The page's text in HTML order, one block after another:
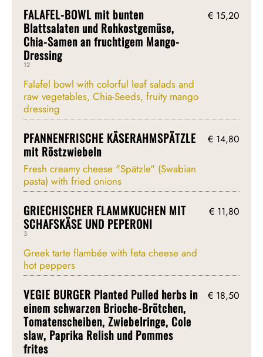
FALAFEL-BOWL mit bunten
Blattsalaten und Rohkostgemüse,
Chia-Samen an fruchtigem Mango-
Dressing
12
Falafel bowl with colorful leaf salads and
raw vegetables, Chia-Seeds, fruity mango
dressing
€ 15,20
PFANNENFRISCHE KÄSERAHMSPÄTZLE
mit Röstzwiebeln
Fresh creamy cheese "Spätzle" (Swabian
pasta) with fried onions
€ 14,80
GRIECHISCHER FLAMMKUCHEN MIT
SCHAFSKÄSE UND PEPERONI
3
Greek tarte flambée with feta cheese and
hot peppers
€ 11,80
VEGIE BURGER Planted Pulled herbs in
einem schwarzen Brioche-Brötchen,
Tomatenscheiben, Zwiebelringe, Cole
slaw, Paprika Relish und Pommes
frites
€ 18,50